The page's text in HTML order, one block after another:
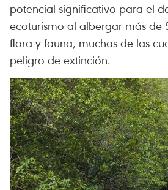
potencial significativo para el
ecoturismo al albergar más de
flora y fauna, muchas de las
peligro de extinción.